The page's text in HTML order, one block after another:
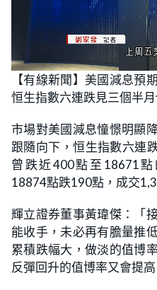
U
n
m
t
L
o
a
d
e
d
7
.
2
7
%
【有線新聞】美國減息預
恒生指數六連跌見三個半
市場對美國減息憧憬明顯
跟隨向下，恒生指數六連
曾跌近400點至18671
18874點跌190點，成交
輝立證券董事黃瑋傑：「
能收手，未必再有膽量推
累積跌幅大，做淡的值博
反彈回升的值博率又會提高